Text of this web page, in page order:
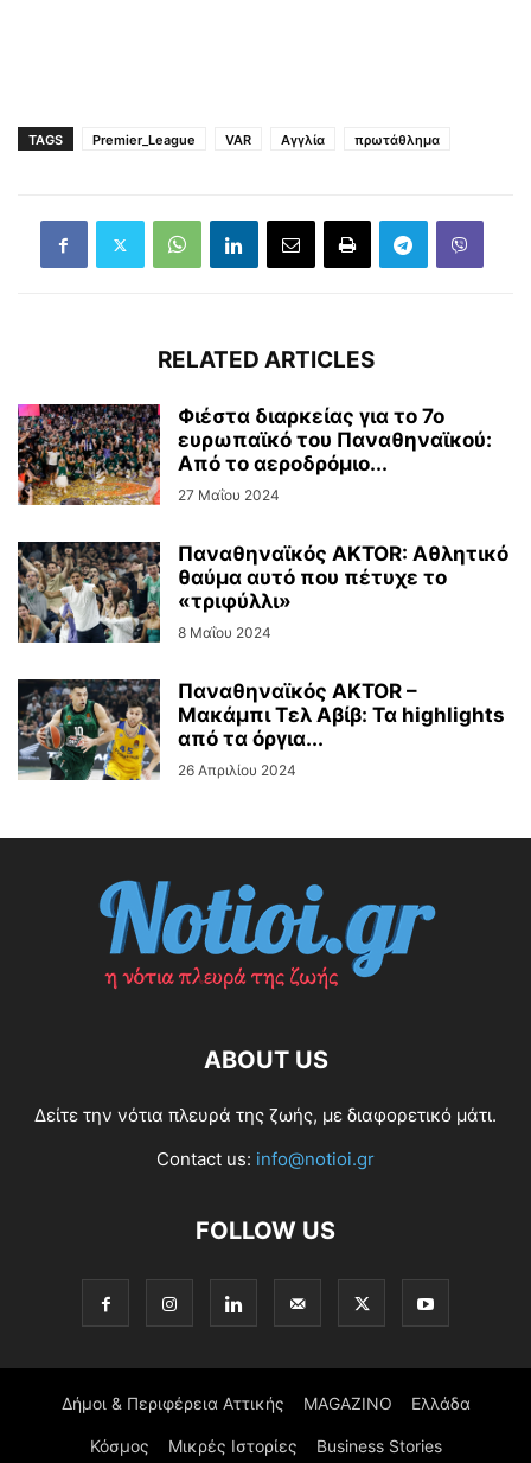
TAGS Premier_League VAR Αγγλία πρωτάθλημα
RELATED ARTICLES
Φιέστα διαρκείας για το 7ο
ευρωπαϊκό του Παναθηναϊκού:
Από το αεροδρόμιο...
27 Μαΐου 2024
Παναθηναϊκός AKTOR: Αθλητικό
θαύμα αυτό που πέτυχε το
«τριφύλλι»
8 Μαΐου 2024
Παναθηναϊκός AKTOR –
Μακάμπι Τελ Αβίβ: Τα highlights
από τα όργια...
26 Απριλίου 2024
ABOUT US
Δείτε την νότια πλευρά της ζωής, με διαφορετικό μάτι.
Contact us: info@notioi.gr
FOLLOW US
Δήμοι & Περιφέρεια Αττικής MAGAZINO Ελλάδα
Κόσμος Μικρές Ιστορίες Business Stories